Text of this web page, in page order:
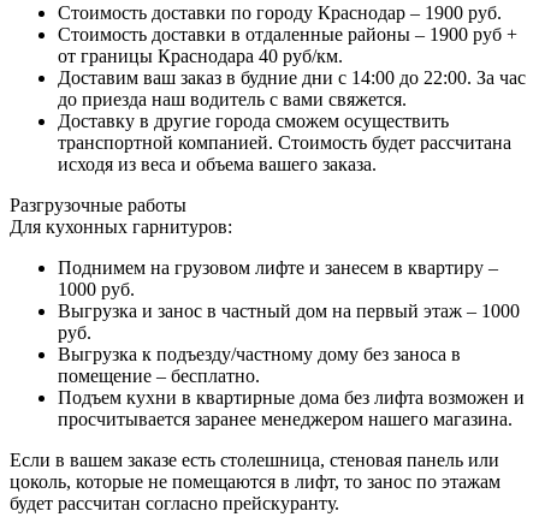
Стоимость доставки по городу Краснодар – 1900 руб.
Стоимость доставки в отдаленные районы – 1900 руб +
от границы Краснодара 40 руб/км.
Доставим ваш заказ в будние дни с 14:00 до 22:00. За час
до приезда наш водитель с вами свяжется.
Доставку в другие города сможем осуществить
транспортной компанией. Стоимость будет рассчитана
исходя из веса и объема вашего заказа.
Разгрузочные работы
Для кухонных гарнитуров:
Поднимем на грузовом лифте и занесем в квартиру –
1000 руб.
Выгрузка и занос в частный дом на первый этаж – 1000
руб.
Выгрузка к подъезду/частному дому без заноса в
помещение – бесплатно.
Подъем кухни в квартирные дома без лифта возможен и
просчитывается заранее менеджером нашего магазина.
Если в вашем заказе есть столешница, стеновая панель или
цоколь, которые не помещаются в лифт, то занос по этажам
будет рассчитан согласно прейскуранту.